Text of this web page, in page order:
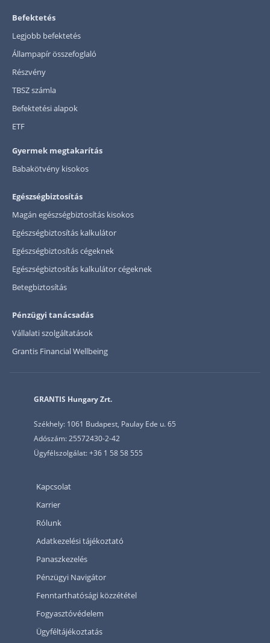
Befektetés
Legjobb befektetés
Állampapír összefoglaló
Részvény
TBSZ számla
Befektetési alapok
ETF
Gyermek megtakarítás
Babakötvény kisokos
Egészségbiztosítás
Magán egészségbiztosítás kisokos
Egészségbiztosítás kalkulátor
Egészségbiztosítás cégeknek
Egészségbiztosítás kalkulátor cégeknek
Betegbiztosítás
Pénzügyi tanácsadás
Vállalati szolgáltatások
Grantis Financial Wellbeing
GRANTIS Hungary Zrt.
Székhely: 1061 Budapest, Paulay Ede u. 65
Adószám: 25572430-2-42
Ügyfélszolgálat: +36 1 58 58 555
Kapcsolat
Karrier
Rólunk
Adatkezelési tájékoztató
Panaszkezelés
Pénzügyi Navigátor
Fenntarthatósági közzététel
Fogyasztóvédelem
Ügyféltájékoztatás